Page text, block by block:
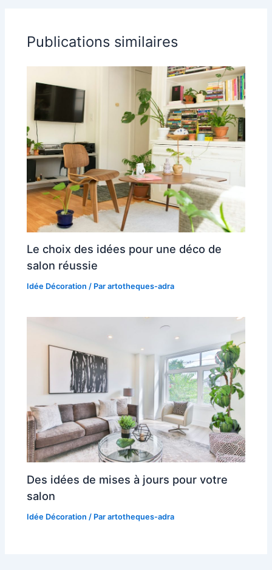
Publications similaires
Le choix des idées pour une déco de
salon réussie
Idée Décoration / Parartotheques-adra
Des idées de mises à jours pour votre
salon
Idée Décoration / Parartotheques-adra